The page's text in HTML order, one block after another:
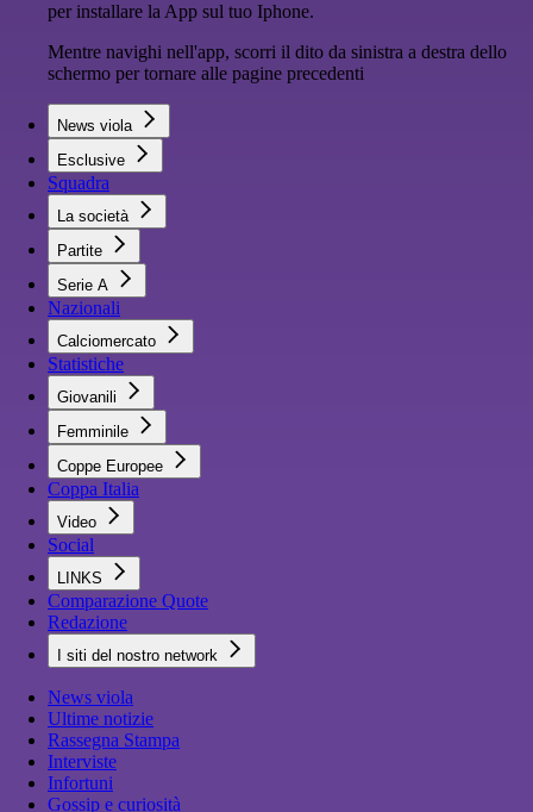
per installare la App sul tuo Iphone.
Mentre navighi nell'app, scorri il dito da sinistra a destra dello
schermo per tornare alle pagine precedenti
News viola
Esclusive
Squadra
La società
Partite
Serie A
Nazionali
Calciomercato
Statistiche
Giovanili
Femminile
Coppe Europee
Coppa Italia
Video
Social
LINKS
Comparazione Quote
Redazione
I siti del nostro network
News viola
Ultime notizie
Rassegna Stampa
Interviste
Infortuni
Gossip e curiosità